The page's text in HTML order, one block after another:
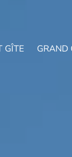
GÎTE GRAND